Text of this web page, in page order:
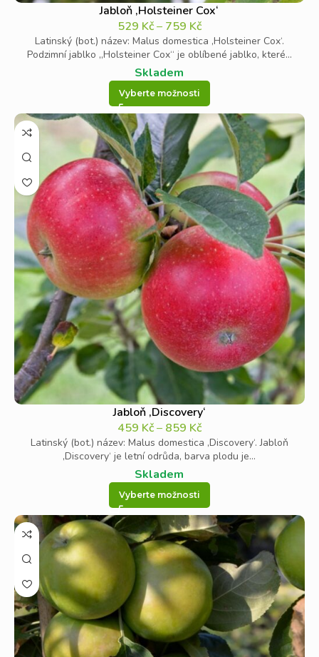
Jabloň ‚Holsteiner Cox‘
529 Kč– 759 Kč
Latinský (bot.) název: Malus domestica ‚Holsteiner Cox‘.
Podzimní jablko „Holsteiner Cox“ je oblíbené jablko, které...
Skladem
Vyberte možnosti
Jabloň ‚Discovery‘
459 Kč– 859 Kč
Latinský (bot.) název: Malus domestica ‚Discovery‘. Jabloň
‚Discovery‘ je letní odrůda, barva plodu je...
Skladem
Vyberte možnosti